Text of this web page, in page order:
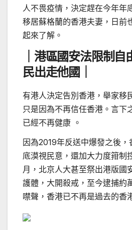
人不畏疫情，決定趕在今年年
移居蘇格蘭的香港夫妻，日前
起來了解。
｜港區國安法限制
民出走他國｜
有港人決定告別香港，舉家移
只是因為不再信任香港。言下
已經不再健康 。
因為2019年反送中爆發之後
底漠視民意，還加大力度箝制
月，北京人大甚至祭出港版國
護體，大開殺戒，至今逮捕約
噤聲，香港已不再是過去的香